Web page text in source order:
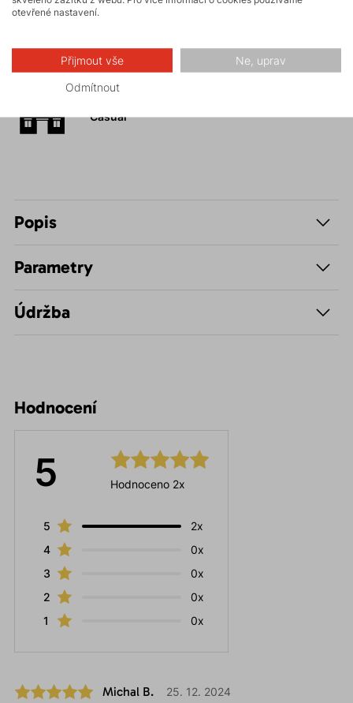
ferraty
Casual
Popis
Parametry
Údržba
Hodnocení
5 Hodnoceno 2x
5
2x
4
0x
3
0x
2
0x
1
0x
Michal B. 25. 12. 2024
otevřené nastavení.
Přijmout vše Ne, uprav
Odmítnout